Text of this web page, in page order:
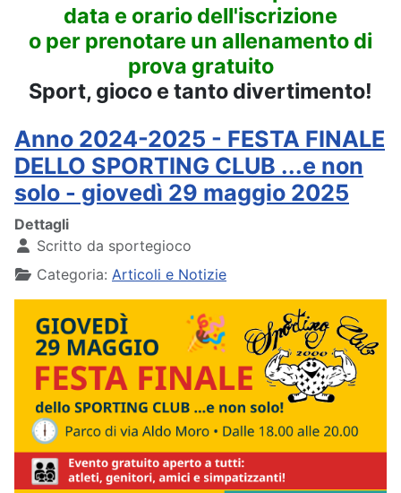
data e orario dell'iscrizione
o per prenotare un allenamento di
prova gratuito
Sport, gioco e tanto divertimento!
Anno 2024-2025 - FESTA FINALE
DELLO SPORTING CLUB ...e non
solo - giovedì 29 maggio 2025
Dettagli
Scritto da sportegioco
Categoria: Articoli e Notizie